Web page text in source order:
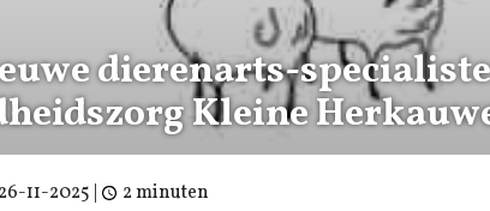
dierenarts-
Kleine
26-11-2025 2 minuten